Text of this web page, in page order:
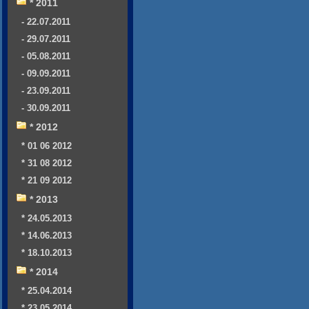
* 2011
- 22.07.2011
- 29.07.2011
- 05.08.2011
- 09.09.2011
- 23.09.2011
- 30.09.2011
* 2012
* 01 06 2012
* 31 08 2012
* 21 09 2012
* 2013
* 24.05.2013
* 14.06.2013
* 18.10.2013
* 2014
* 25.04.2014